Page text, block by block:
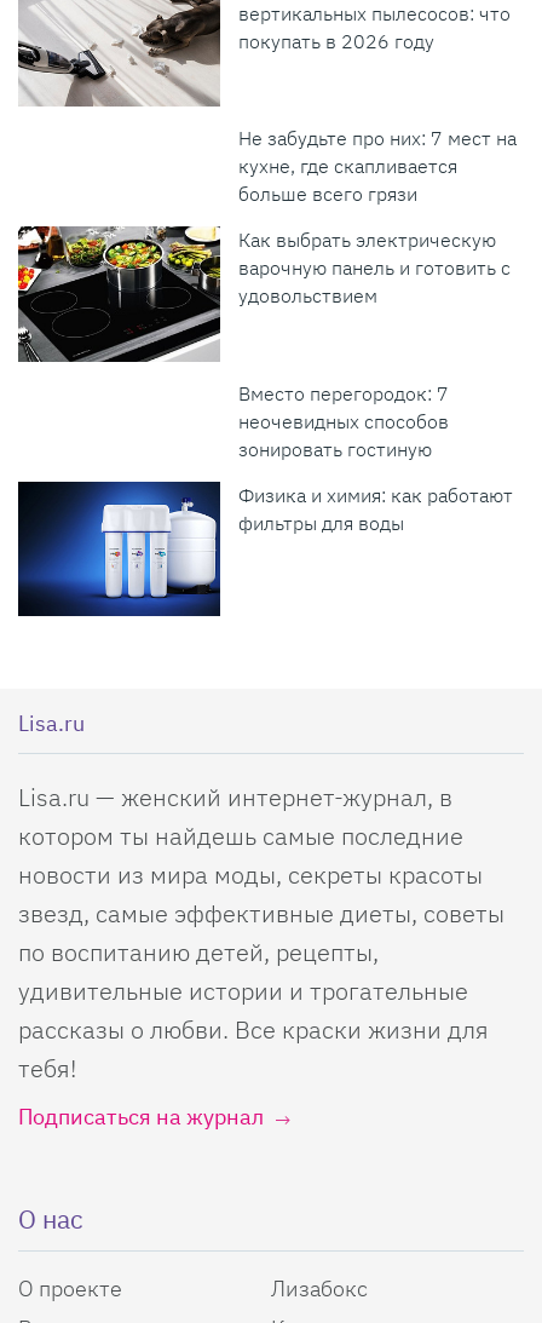
вертикальных пылесосов: что
покупать в 2026 году
Не забудьте про них: 7 мест на
кухне, где скапливается
больше всего грязи
Как выбрать электрическую
варочную панель и готовить с
удовольствием
Вместо перегородок: 7
неочевидных способов
зонировать гостиную
Физика и химия: как работают
фильтры для воды
Lisa.ru
Lisa.ru — женский интернет-журнал, в
котором ты найдешь самые последние
новости из мира моды, секреты красоты
звезд, самые эффективные диеты, советы
по воспитанию детей, рецепты,
удивительные истории и трогательные
рассказы о любви. Все краски жизни для
тебя!
Подписаться на журнал
О нас
О проекте
Лизабокс